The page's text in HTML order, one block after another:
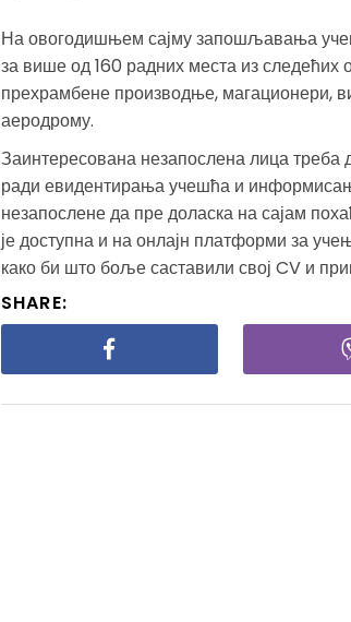
На овогодишњем сајму запошљавања
за више од 160 радних места из следећих
прехрамбене производње, магационери,
аеродрому.
Заинтересована незапослена лица
ради евидентирања учешћа и
незапослене да пре доласка на сајам
је доступна и на онлајн платформи за
како би што боље саставили свој CV и
SHARE: